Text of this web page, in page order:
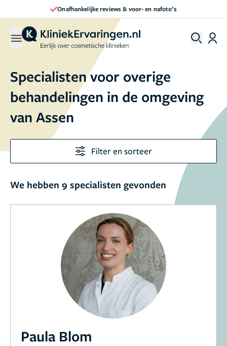
Onafhankelijke reviews & voor- en nafoto’s
Specialisten voor overige
behandelingen in de omgeving
van Assen
Filter en sorteer
We hebben 9 specialisten gevonden
Paula Blom